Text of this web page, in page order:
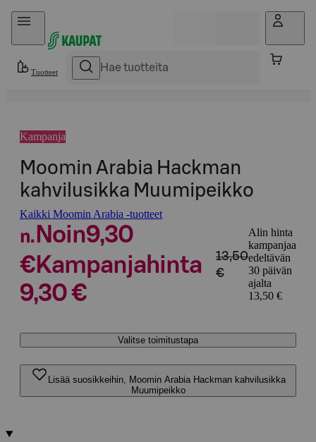
Hyppää sisältöön
Tuotteet
Kampanja
Moomin Arabia Hackman
kahvilusikka Muumipeikko
Kaikki Moomin Arabia -tuotteet
n. Noin9,30
€Kampanjahinta
9,30 €
13,50
€
Alin hinta
kampanjaa
edeltävän
30 päivän
ajalta
13,50 €
Valitse toimitustapa
Lisää suosikkeihin, Moomin Arabia Hackman kahvilusikka
Muumipeikko